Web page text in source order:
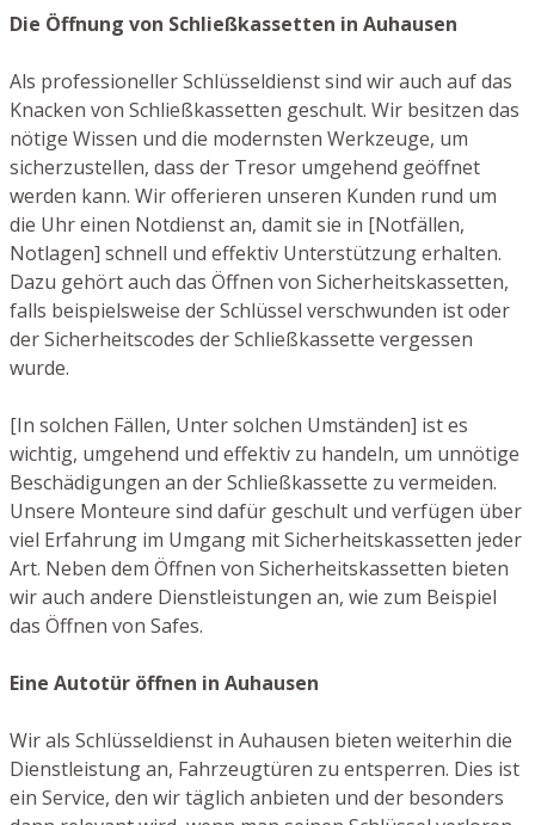
Die Öffnung von Schließkassetten in Auhausen
Als professioneller Schlüsseldienst sind wir auch auf das
Knacken von Schließkassetten geschult. Wir besitzen das
nötige Wissen und die modernsten Werkzeuge, um
sicherzustellen, dass der Tresor umgehend geöffnet
werden kann. Wir offerieren unseren Kunden rund um
die Uhr einen Notdienst an, damit sie in [Notfällen,
Notlagen] schnell und effektiv Unterstützung erhalten.
Dazu gehört auch das Öffnen von Sicherheitskassetten,
falls beispielsweise der Schlüssel verschwunden ist oder
der Sicherheitscodes der Schließkassette vergessen
wurde.
[In solchen Fällen, Unter solchen Umständen] ist es
wichtig, umgehend und effektiv zu handeln, um unnötige
Beschädigungen an der Schließkassette zu vermeiden.
Unsere Monteure sind dafür geschult und verfügen über
viel Erfahrung im Umgang mit Sicherheitskassetten jeder
Art. Neben dem Öffnen von Sicherheitskassetten bieten
wir auch andere Dienstleistungen an, wie zum Beispiel
das Öffnen von Safes.
Eine Autotür öffnen in Auhausen
Wir als Schlüsseldienst in Auhausen bieten weiterhin die
Dienstleistung an, Fahrzeugtüren zu entsperren. Dies ist
ein Service, den wir täglich anbieten und der besonders